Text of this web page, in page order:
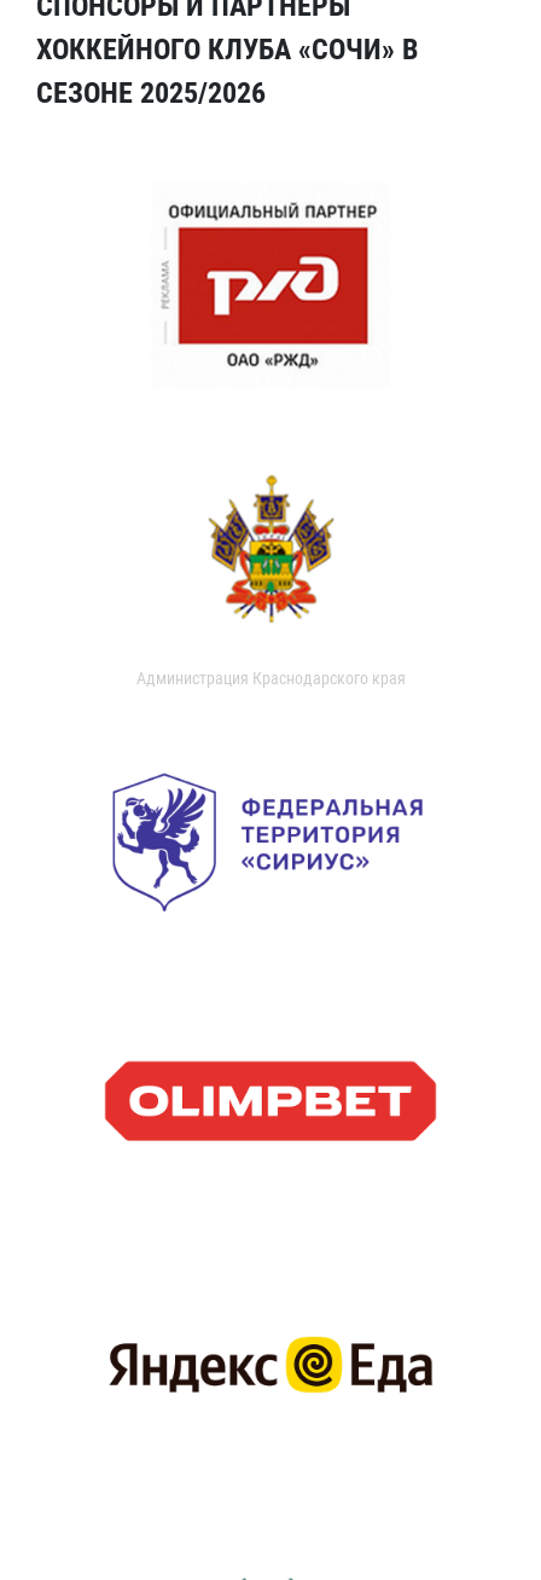
ХОККЕЙНОГО КЛУБА «СОЧИ» В
СЕЗОНЕ 2025/2026
Администрация Краснодарского края